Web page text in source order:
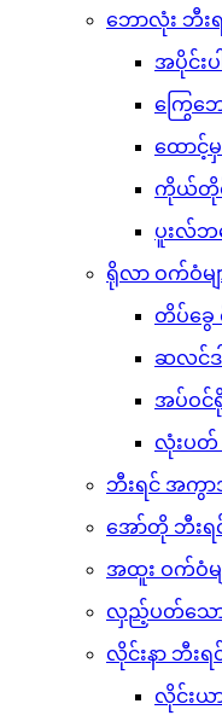
ဘောလုံး ဘီးရင်
အပိုင်းပ
ကြွေဘေ
ထောင့်
ကိုယ်တိုင်
ပူးလ်
ရိုလာ ဝက်ဝံမျ
တိပ်ခွေ
ဆလင်ဒ
အပ်ဝင်ရို
လုံးပတ်
ဘီးရင် အကွာ
အော်တို ဘီးရင်
အထူး ဝက်ဝံမျ
လှည့်ပတ်သေ
လိုင်းနာ ​​ဘီးရင်
လိုင်းယ